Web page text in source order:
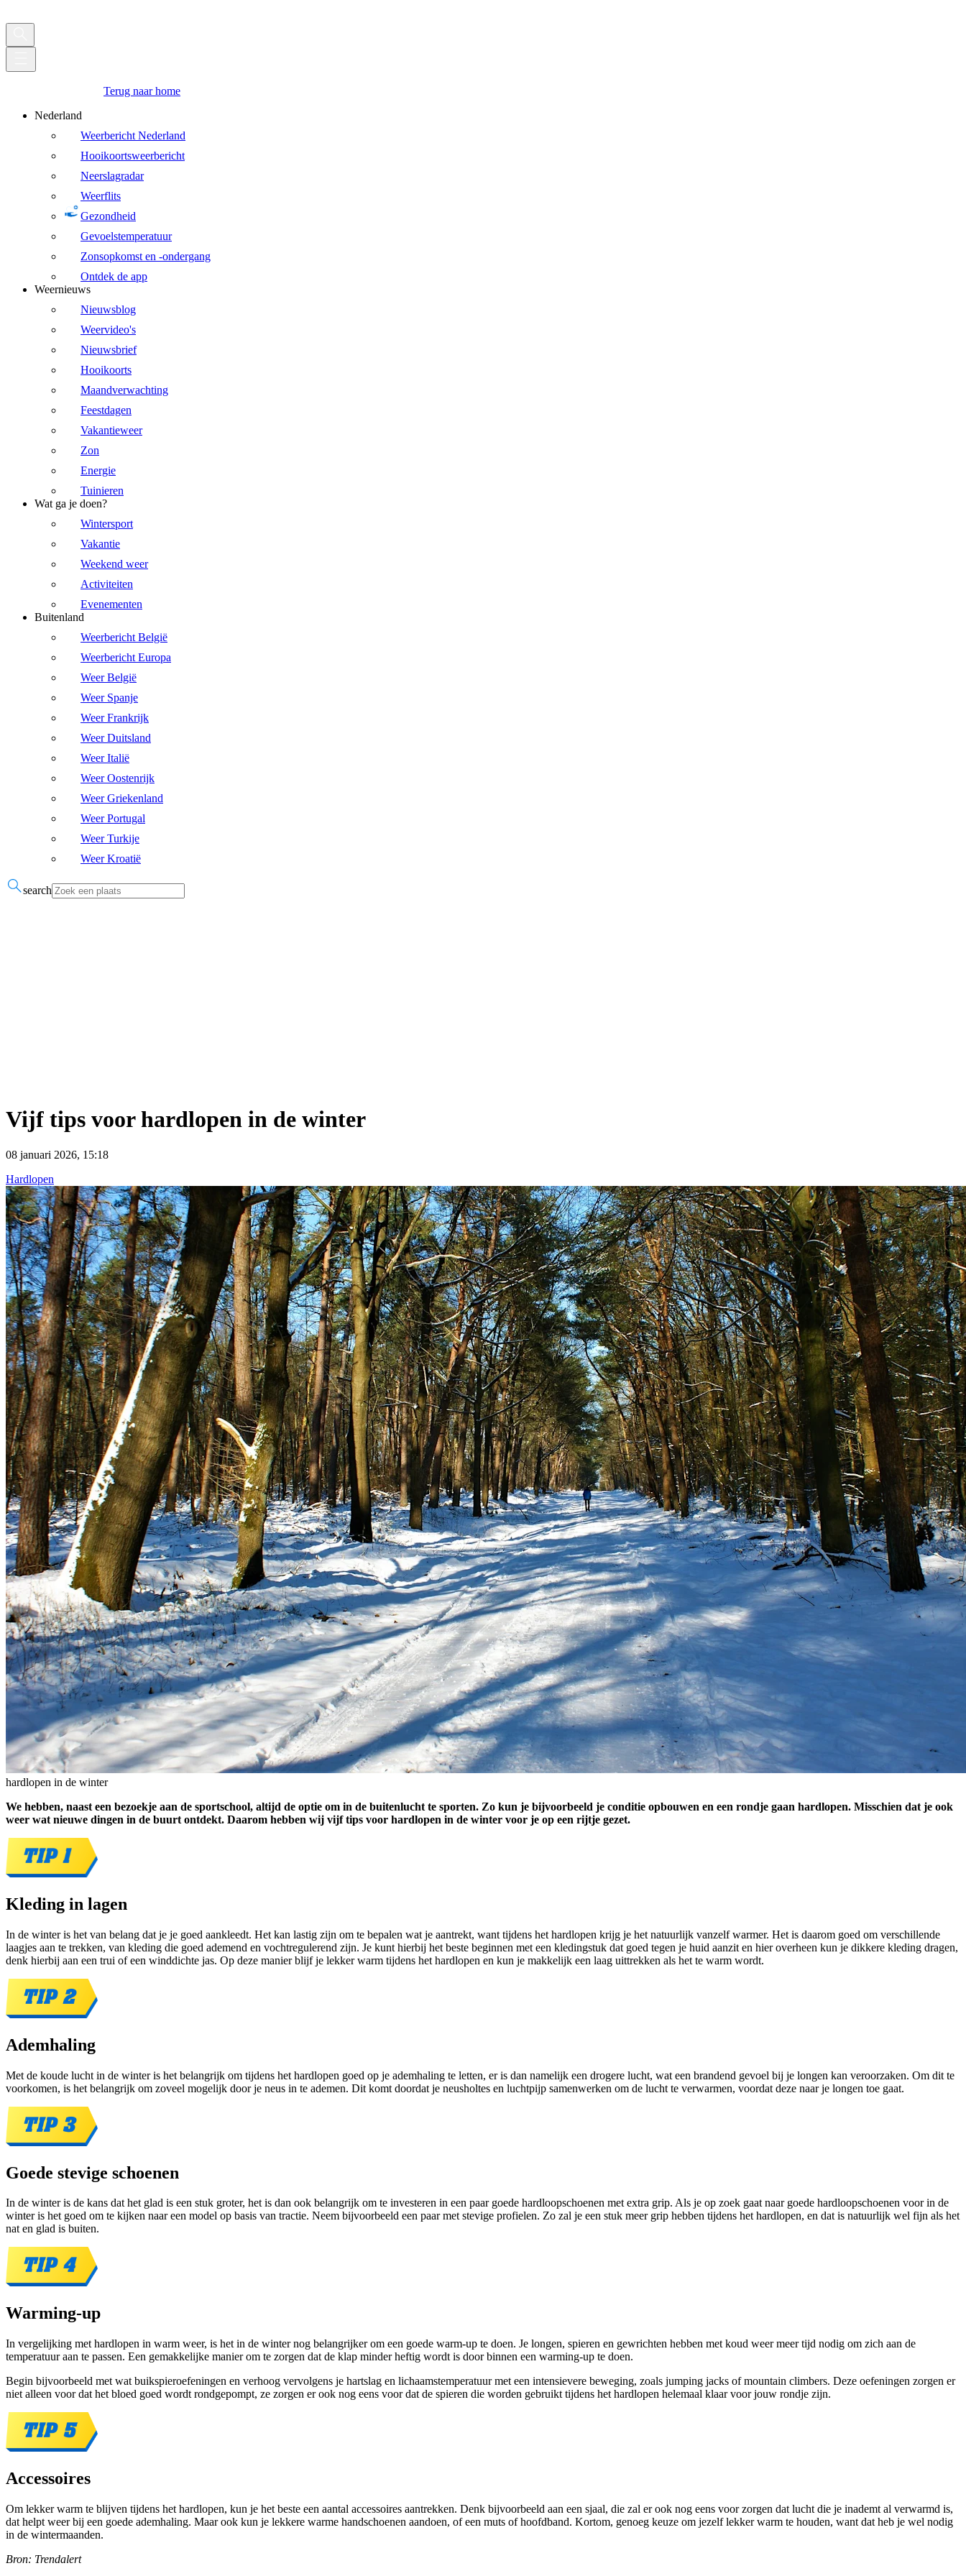
Terug naar home
Nederland
Weerbericht Nederland
Hooikoortsweerbericht
Neerslagradar
Weerflits
Gezondheid
Gevoelstemperatuur
Zonsopkomst en -ondergang
Ontdek de app
Weernieuws
Nieuwsblog
Weervideo's
Nieuwsbrief
Hooikoorts
Maandverwachting
Feestdagen
Vakantieweer
Zon
Energie
Tuinieren
Wat ga je doen?
Wintersport
Vakantie
Weekend weer
Activiteiten
Evenementen
Buitenland
Weerbericht België
Weerbericht Europa
Weer België
Weer Spanje
Weer Frankrijk
Weer Duitsland
Weer Italië
Weer Oostenrijk
Weer Griekenland
Weer Portugal
Weer Turkije
Weer Kroatië
search
Vijf tips voor hardlopen in de winter
08 januari 2026, 15:18
Hardlopen
hardlopen in de winter
We hebben, naast een bezoekje aan de sportschool, altijd de optie om in de buitenlucht te sporten. Zo kun je bijvoorbeeld je conditie opbouwen en een rondje gaan hardlopen. Misschien dat je ook
weer wat nieuwe dingen in de buurt ontdekt. Daarom hebben wij vijf tips voor hardlopen in de winter voor je op een rijtje gezet.
Kleding in lagen
In de winter is het van belang dat je je goed aankleedt. Het kan lastig zijn om te bepalen wat je aantrekt, want tijdens het hardlopen krijg je het natuurlijk vanzelf warmer. Het is daarom goed om verschillende
laagjes aan te trekken, van kleding die goed ademend en vochtregulerend zijn. Je kunt hierbij het beste beginnen met een kledingstuk dat goed tegen je huid aanzit en hier overheen kun je dikkere kleding dragen,
denk hierbij aan een trui of een winddichte jas. Op deze manier blijf je lekker warm tijdens het hardlopen en kun je makkelijk een laag uittrekken als het te warm wordt.
Ademhaling
Met de koude lucht in de winter is het belangrijk om tijdens het hardlopen goed op je ademhaling te letten, er is dan namelijk een drogere lucht, wat een brandend gevoel bij je longen kan veroorzaken. Om dit te
voorkomen, is het belangrijk om zoveel mogelijk door je neus in te ademen. Dit komt doordat je neusholtes en luchtpijp samenwerken om de lucht te verwarmen, voordat deze naar je longen toe gaat.
Goede stevige schoenen
In de winter is de kans dat het glad is een stuk groter, het is dan ook belangrijk om te investeren in een paar goede hardloopschoenen met extra grip. Als je op zoek gaat naar goede hardloopschoenen voor in de
winter is het goed om te kijken naar een model op basis van tractie. Neem bijvoorbeeld een paar met stevige profielen. Zo zal je een stuk meer grip hebben tijdens het hardlopen, en dat is natuurlijk wel fijn als het
nat en glad is buiten.
Warming-up
In vergelijking met hardlopen in warm weer, is het in de winter nog belangrijker om een goede warm-up te doen. Je longen, spieren en gewrichten hebben met koud weer meer tijd nodig om zich aan de
temperatuur aan te passen. Een gemakkelijke manier om te zorgen dat de klap minder heftig wordt is door binnen een warming-up te doen.
Begin bijvoorbeeld met wat buikspieroefeningen en verhoog vervolgens je hartslag en lichaamstemperatuur met een intensievere beweging, zoals jumping jacks of mountain climbers. Deze oefeningen zorgen er
niet alleen voor dat het bloed goed wordt rondgepompt, ze zorgen er ook nog eens voor dat de spieren die worden gebruikt tijdens het hardlopen helemaal klaar voor jouw rondje zijn.
Accessoires
Om lekker warm te blijven tijdens het hardlopen, kun je het beste een aantal accessoires aantrekken. Denk bijvoorbeeld aan een sjaal, die zal er ook nog eens voor zorgen dat lucht die je inademt al verwarmd is,
dat helpt weer bij een goede ademhaling. Maar ook kun je lekkere warme handschoenen aandoen, of een muts of hoofdband. Kortom, genoeg keuze om jezelf lekker warm te houden, want dat heb je wel nodig
in de wintermaanden.
Bron: Trendalert